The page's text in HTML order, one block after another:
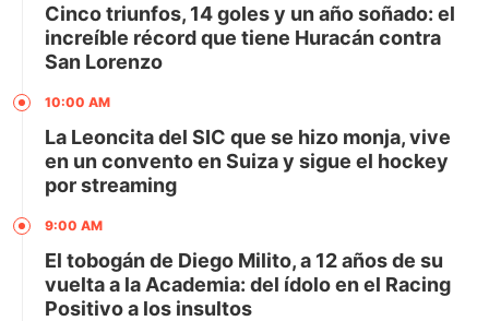
Cinco triunfos, 14 goles y un año soñado: el
increíble récord que tiene Huracán contra
San Lorenzo
10:00 AM
La Leoncita del SIC que se hizo monja, vive
en un convento en Suiza y sigue el hockey
por streaming
9:00 AM
El tobogán de Diego Milito, a 12 años de su
vuelta a la Academia: del ídolo en el Racing
Positivo a los insultos